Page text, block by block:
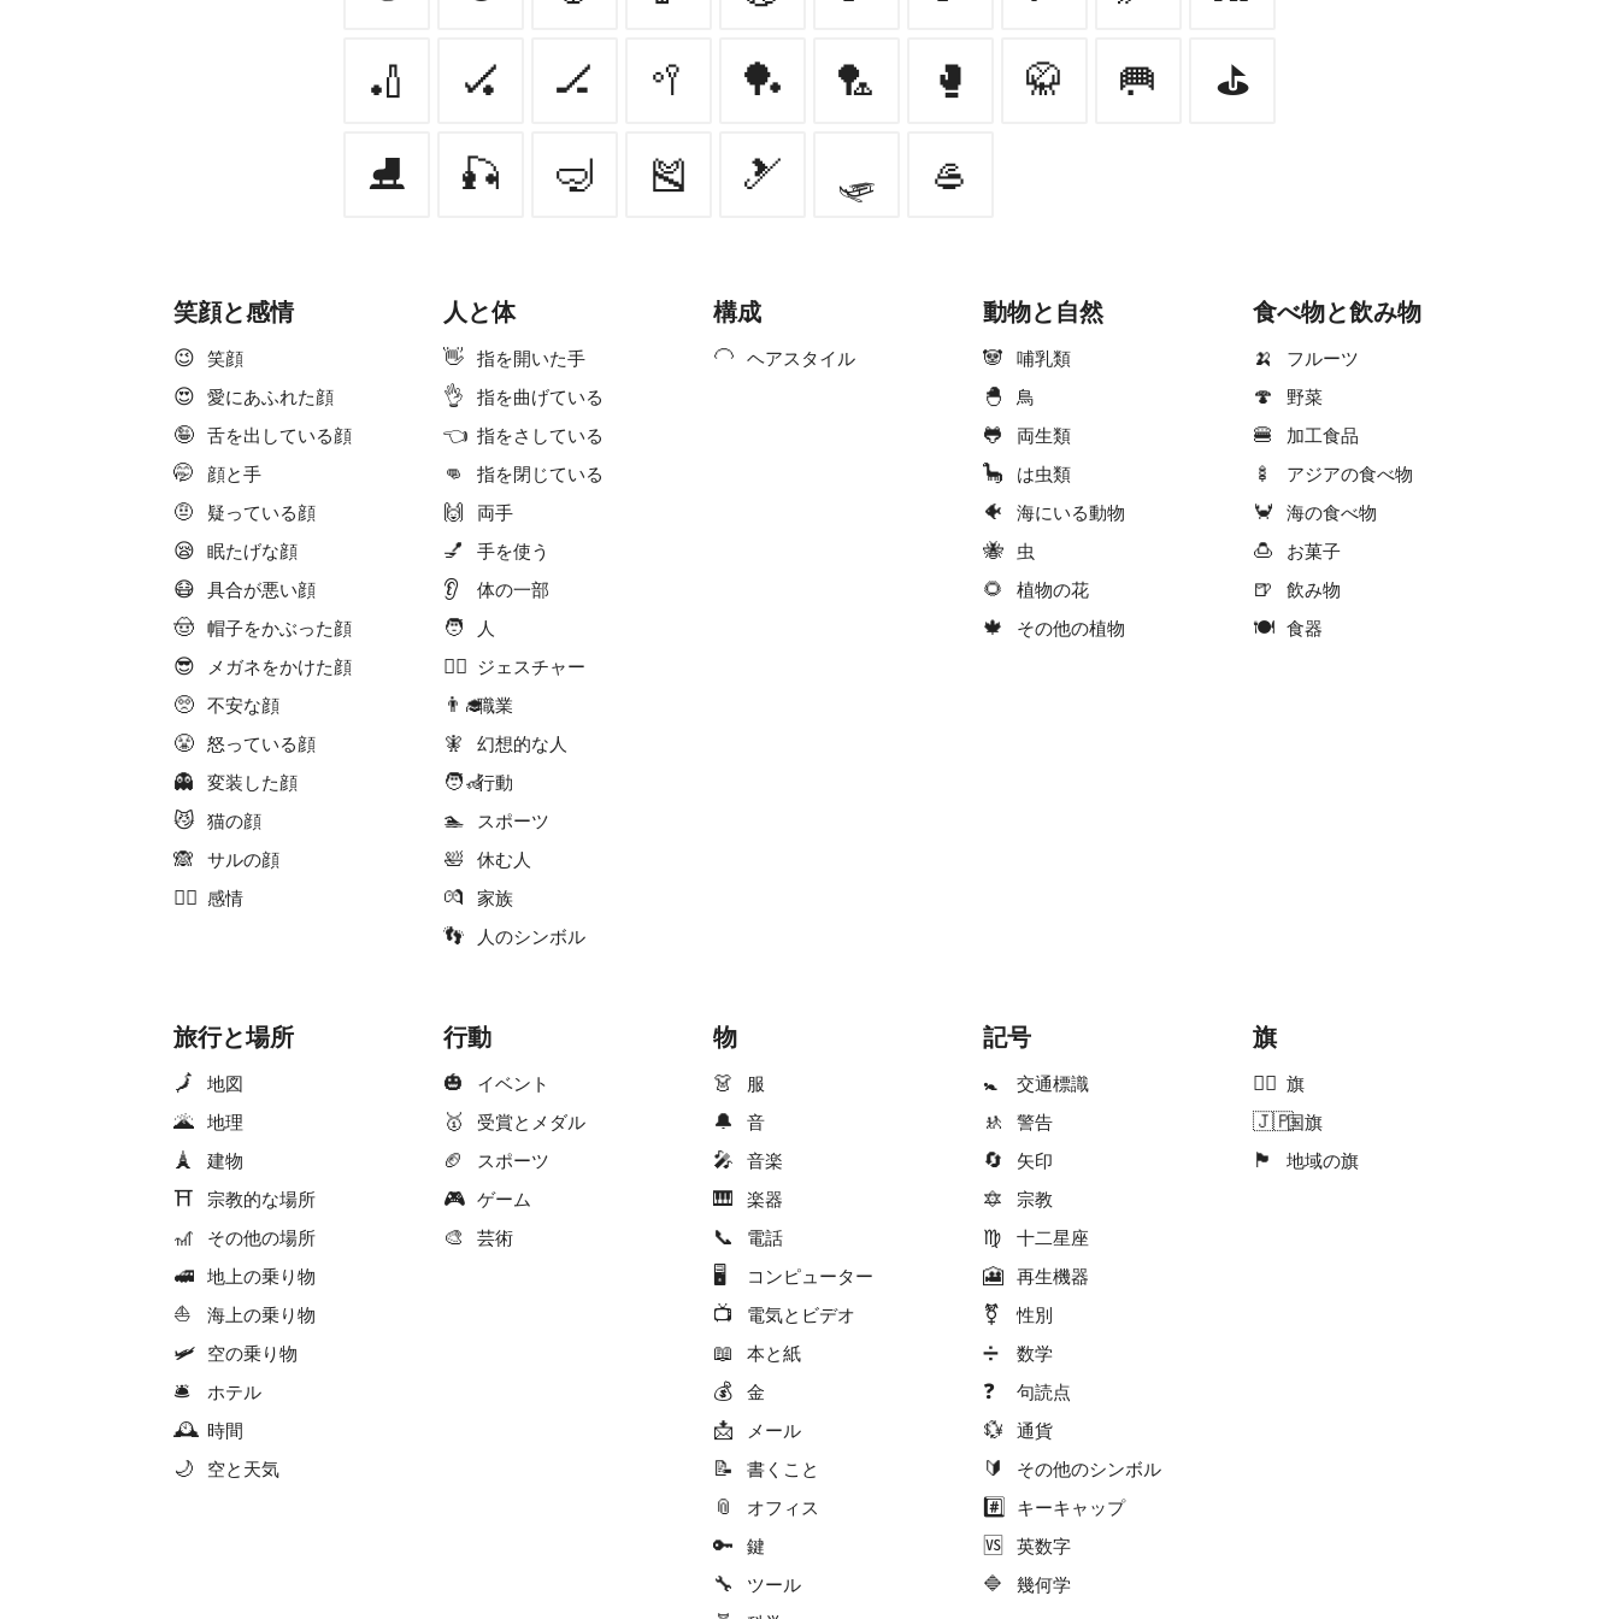
🏏
🏑 🏒 🥍 🏓 🏸 🥊 🥋 🥅
⛳
⛸
🎣 🤿 🎽 🎿 🛷 🥌
笑顔と感情
😉 笑顔
😍 愛にあふれた顔
🤪 舌を出している顔
🤭 顔と手
🤨 疑っている顔
😪 眠たげな顔
😷 具合が悪い顔
🤠 帽子をかぶった顔
😎 メガネをかけた顔
🥺 不安な顔
😤 怒っている顔
👻 変装した顔
😼 猫の顔
🙈 サルの顔
❤️‍🔥 感情
人と体
👋 指を開いた手
👌 指を曲げている
👈 指をさしている
👊 指を閉じている
🙌 両手
💅 手を使う
👂 体の一部
🧑 人
🙇‍♀️ ジェスチャー
👨‍🎓職業
🧚 幻想的な人
🧑‍🦽行動
🏊 スポーツ
🛀 休む人
💏 家族
👣 人のシンボル
構成
🦲 ヘアスタイル
動物と自然
🐼 哺乳類
🐣 鳥
🐸 両生類
🦕 は虫類
🐠 海にいる動物
🐝 虫
🌻 植物の花
🍁 その他の植物
食べ物と飲み物
🍌 フルーツ
🍄 野菜
🍔 加工食品
🍢 アジアの食べ物
🦀 海の食べ物
🍮 お菓子
🍺 飲み物
🍽 食器
旅行と場所
🗾 地図
🌋 地理
🗼 建物
⛩ 宗教的な場所
🎢 その他の場所
🚅 地上の乗り物
⛵ 海上の乗り物
🛩 空の乗り物
🛎 ホテル
🕰 時間
🌙 空と天気
行動
🎃 イベント
🥇 受賞とメダル
🏈 スポーツ
🎮 ゲーム
🎨 芸術
物
👗 服
🔔 音
🎤 音楽
🎹 楽器
📞 電話
🖥 コンピューター
📺 電気とビデオ
📖 本と紙
💰 金
📩 メール
📝 書くこと
📎 オフィス
🔑 鍵
🔧 ツール
記号
🚼 交通標識
🚸 警告
🔄 矢印
🔯 宗教
♍ 十二星座
🎦 再生機器
⚧ 性別
➗ 数学
❓ 句読点
💱 通貨
🔰 その他のシンボル
#️⃣ キーキャップ
🆚 英数字
🔷 幾何学
旗
🏳️‍🌈 旗
🇯🇵国旗
🏴󠁧󠁢󠁥󠁮󠁧󠁿 地域の旗